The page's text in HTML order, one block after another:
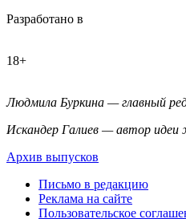
Разработано в
18+
Людмила Буркина — главный
Искандер Галиев — автор идеи
Архив выпусков
Письмо в редакцию
Реклама на сайте
Пользовательское